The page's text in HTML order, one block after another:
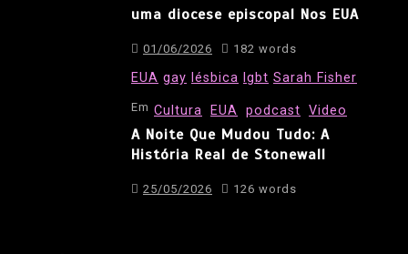
uma diocese episcopal Nos EUA
01/06/2026 182 words
EUA gay lésbica lgbt Sarah Fisher
Em Cultura EUA podcast Video
A Noite Que Mudou Tudo: A
História Real de Stonewall
25/05/2026 126 words